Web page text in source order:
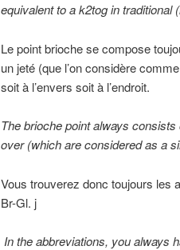
equivalent to a k2tog in traditional
Le point brioche se compose
un jeté (que l’on considère
soit à l’envers soit à l’endroit.
Thebriochepoint always consists
over (which are consideredas a
Vous trouverez donc toujours les
Br-Gl. j
In the abbreviations, you always